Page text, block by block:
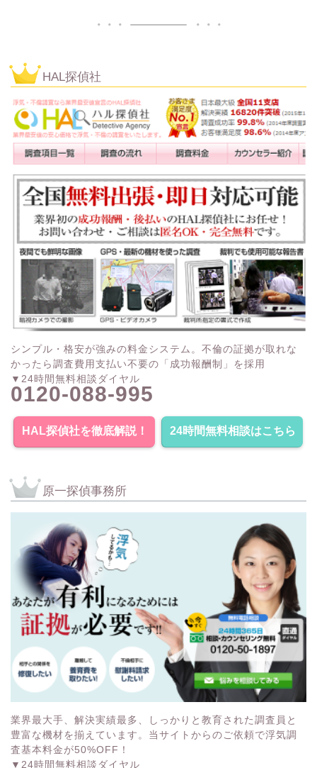
HAL探偵社
シンプル・格安が強みの料金システム。不倫の証拠が取れな
かったら調査費用支払い不要の「成功報酬制」を採用
▼24時間無料相談ダイヤル
0120-088-995
HAL探偵社を徹底解説！ 24時間無料相談はこちら
原一探偵事務所
業界最大手、解決実績最多、しっかりと教育された調査員と
豊富な機材を揃えています。当サイトからのご依頼で浮気調
査基本料金が50%OFF！
▼24時間無料相談ダイヤル